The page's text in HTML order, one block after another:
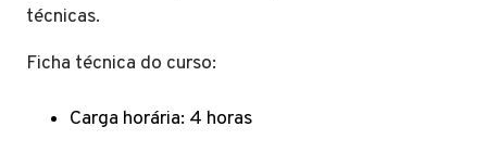
técnicas.
Ficha técnica do curso:
Carga horária: 4 horas